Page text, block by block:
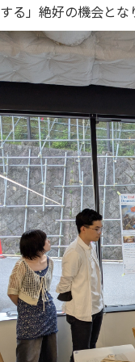
する」絶好の機会とな